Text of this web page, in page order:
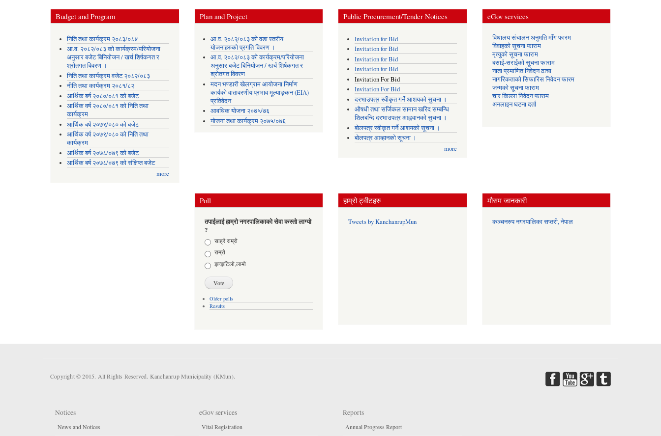
Budget and Program
निति तथा कार्यक्रम २०८३/०८४
आ.व. २०८२/०८३ को कार्यक्रम/परियोजना
अनुसार बजेट बिनियोजन / खर्च शिर्षकगत र
श्रोतगत विवरण ।
निति तथा कार्यक्रम वजेट २०८२/०८३
नीति तथा कार्यक्रम २०८१/८२
आर्थिक बर्ष २०८०/०८१ को बजेट
आर्थिक वर्ष २०८०/०८१ को निति तथा
कार्यक्रम
आर्थिक बर्ष २०७९/०८० को बजेट
आर्थिक वर्ष २०७९/०८० को निति तथा
कार्यक्रम
आर्थिक बर्ष २०७८/०७९ को बजेट
आर्थिक बर्ष २०७८/०७९ को संक्षिप्त बजेट
more
Plan and Project
आ.व. २०८२्/०८३ को वडा स्तरीय
योजनाहरुको प्रगति विवरण ।
आ.व. २०८२/०८३ को कार्यक्रम/परियोजना
अनुसार बजेट बिनियोजन / खर्च शिर्षकगत र
श्रोतगत विवरण
मदन भण्डारी खेलग्राम आयोजना निर्माण
कार्यको वातावरणीय प्रभाव मूल्याङ्कन (EIA)
प्रतिवेदन
आवधिक योजना २०७५/७६
योजना तथा कार्यक्रम २०७५/०७६
Public Procurement/Tender Notices
Invitation for Bid
Invitation for Bid
Invitation for Bid
Invitation for Bid
Invitation For Bid
Invitation For Bid
दरभाउपत्र स्वीकृत गर्ने आशयको सुचना ।
औषधी तथा सर्जिकल सामान खरिद सम्बन्धि
शिलबन्दि दरभाउपत्र आह्ववानको सुचना ।
बोलपत्र स्वीकृत गर्ने आशयको सूचना ।
बोलपत्र आव्हानको सूचना ।
more
eGov services
विधालय संचालन अनुमति माँग फारम
विवाहको सूचना फाराम
मृत्युको सूचना फाराम
बसाई-सराईको सूचना फाराम
नाता प्रमाणित निवेदन ढाचा
नागरिकताको सिफारिस निवेदन फारम
जन्मको सूचना फाराम
चार किल्ला निवेदन फाराम
अनलाइन घटना दर्ता
Poll
तपाईलाई हाम्रो नगरपालिकाको सेवा कस्तो लाग्यो
?
Choicesसाह्रै राम्रो
राम्रो
झन्झटिलो,लामो
Older polls
Results
हाम्रो ट्वीटहरु
Tweets by KanchanrupMun
मौसम जानकारी
कञ्चनरुप नगरपालिका सप्तरी, नेपाल
Copyright © 2015. All Rights Reserved. Kanchanrup Municipality (KMun).
Notices
News and Notices
eGov services
Vital Registration
Reports
Annual Progress Report